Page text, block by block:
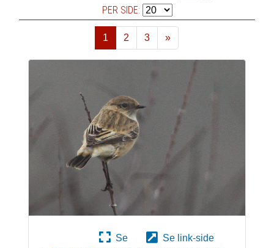
PER SIDE:
1 2 3
»
Næste
Se
Se link-side